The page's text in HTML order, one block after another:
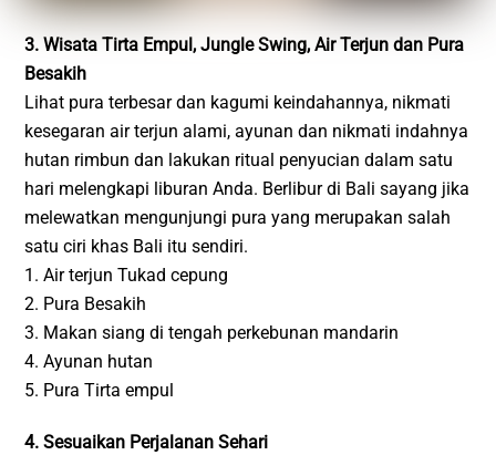
3. Wisata Tirta Empul, Jungle Swing, Air Terjun dan Pura
Besakih
Lihat pura terbesar dan kagumi keindahannya, nikmati
kesegaran air terjun alami, ayunan dan nikmati indahnya
hutan rimbun dan lakukan ritual penyucian dalam satu
hari melengkapi liburan Anda. Berlibur di Bali sayang jika
melewatkan mengunjungi pura yang merupakan salah
satu ciri khas Bali itu sendiri.
1. Air terjun Tukad cepung
2. Pura Besakih
3. Makan siang di tengah perkebunan mandarin
4. Ayunan hutan
5. Pura Tirta empul
4. Sesuaikan Perjalanan Sehari